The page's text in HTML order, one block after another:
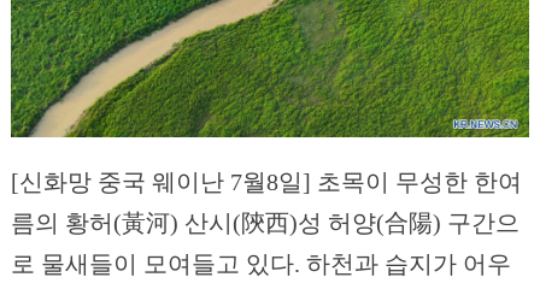
[신화망 중국 웨이난 7월8일] 초목이 무성한 한여
름의 황허(黃河) 산시(陝西)성 허양(合陽) 구간으
로 물새들이 모여들고 있다. 하천과 습지가 어우